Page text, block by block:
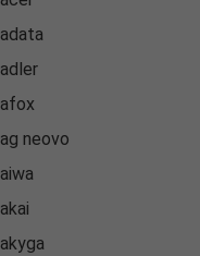
adata
adler
afox
ag neovo
aiwa
akai
akyga